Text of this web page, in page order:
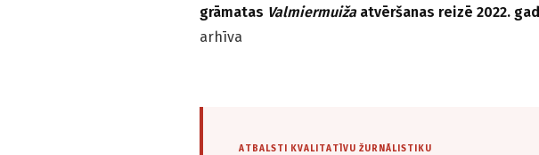
grāmatas Valmiermuižaatvēršanas reizē 2022.
arhīva
ATBALSTI KVALITATĪVU ŽURNĀLISTIKU